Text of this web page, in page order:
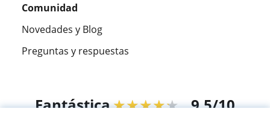
Comunidad
Novedades y Blog
Preguntas y respuestas
Fantástica★★★★★ 9,5/10